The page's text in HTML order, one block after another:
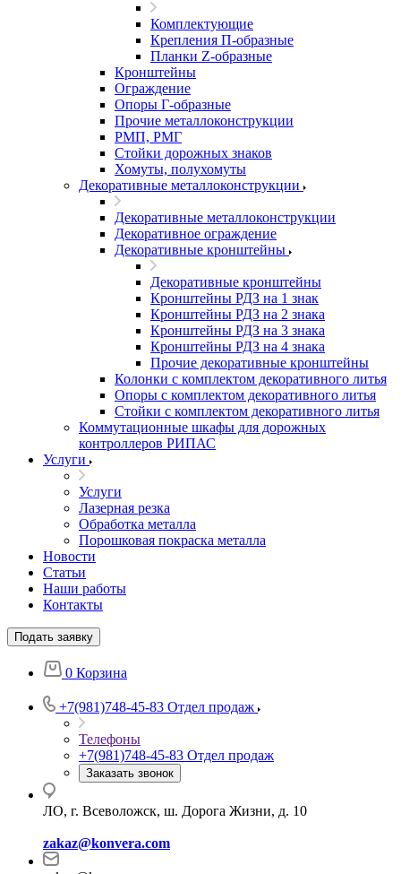
Комплектующие
Крепления П-образные
Планки Z-образные
Кронштейны
Ограждение
Опоры Г-образные
Прочие металлоконструкции
РМП, РМГ
Стойки дорожных знаков
Хомуты, полухомуты
Декоративные металлоконструкции
Декоративные металлоконструкции
Декоративное ограждение
Декоративные кронштейны
Декоративные кронштейны
Кронштейны РДЗ на 1 знак
Кронштейны РДЗ на 2 знака
Кронштейны РДЗ на 3 знака
Кронштейны РДЗ на 4 знака
Прочие декоративные кронштейны
Колонки с комплектом декоративного литья
Опоры с комплектом декоративного литья
Стойки с комплектом декоративного литья
Коммутационные шкафы для дорожных
контроллеров РИПАС
Услуги
Услуги
Лазерная резка
Обработка металла
Порошковая покраска металла
Новости
Статьи
Наши работы
Контакты
Подать заявку
0 Корзина
+7(981)748-45-83 Отдел продаж
Телефоны
+7(981)748-45-83 Отдел продаж
Заказать звонок
ЛО, г. Всеволожск, ш. Дорога Жизни, д. 10
zakaz@konvera.com